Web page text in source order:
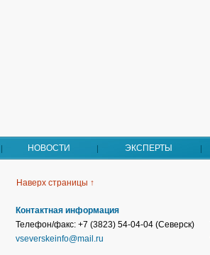
НОВОСТИ ЭКСПЕРТЫ
Наверх страницы ↑
Контактная информация
Телефон/факс: +7 (3823) 54-04-04 (Северск)
vseverskeinfo@mail.ru